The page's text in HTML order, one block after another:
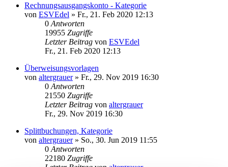
Rechnungsausgangskonto - Kategorie
von ESVEdel » Fr., 21. Feb 2020 12:13
0 Antworten
19955 Zugriffe
Letzter Beitrag von ESVEdel
Fr., 21. Feb 2020 12:13
Überweisungsvorlagen
von altergrauer» Fr., 29. Nov 2019 16:30
0 Antworten
21550 Zugriffe
Letzter Beitrag von altergrauer
Fr., 29. Nov 2019 16:30
Splittbuchungen, Kategorie
von altergrauer» So., 30. Jun 2019 11:55
0 Antworten
22180 Zugriffe